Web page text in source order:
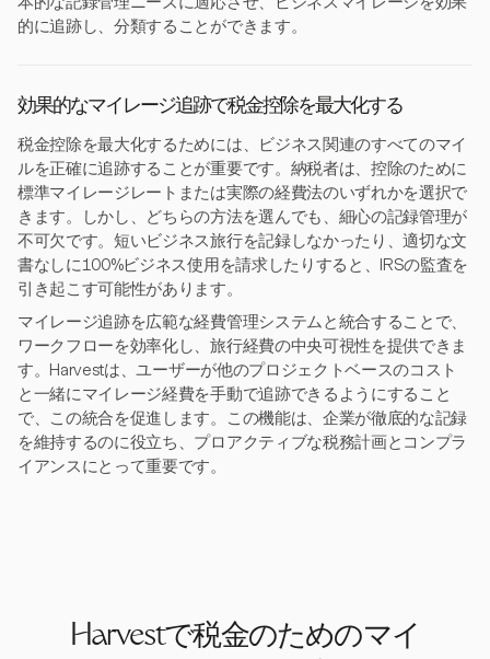
的に追跡し、分類することができます。
効果的なマイレージ追跡で税金控除を最大化する
税金控除を最大化するためには、ビジネス関連のすべてのマイ
ルを正確に追跡することが重要です。納税者は、控除のために
標準マイレージレートまたは実際の経費法のいずれかを選択で
きます。しかし、どちらの方法を選んでも、細心の記録管理が
不可欠です。短いビジネス旅行を記録しなかったり、適切な文
書なしに100%ビジネス使用を請求したりすると、IRSの監査を
引き起こす可能性があります。
マイレージ追跡を広範な経費管理システムと統合することで、
ワークフローを効率化し、旅行経費の中央可視性を提供できま
す。Harvestは、ユーザーが他のプロジェクトベースのコスト
と一緒にマイレージ経費を手動で追跡できるようにすること
で、この統合を促進します。この機能は、企業が徹底的な記録
を維持するのに役立ち、プロアクティブな税務計画とコンプラ
イアンスにとって重要です。
Harvestで税金のためのマイ